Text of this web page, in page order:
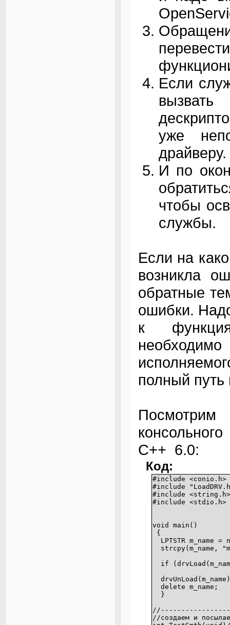
Если
уже
драйверу.
И по
чтобы
службы.
Если на
возникла
обратные
ошибки.
к
полный
C++ 6.0:
Код:
#include <conio.h>
#include
#include <string.h>
#include <stdio.h>
void main()
{
LPTSTR m_name
strcpy(m_name,
if
delete m_name;
}
//создаем и